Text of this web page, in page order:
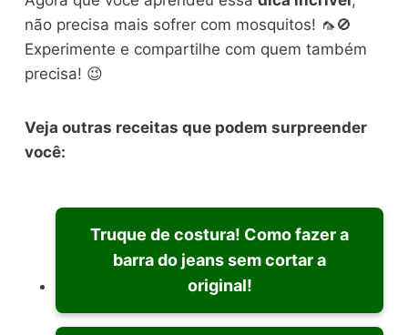
não precisa mais sofrer com mosquitos! 🦟🚫
Experimente e compartilhe com quem também
precisa! 😉
Veja outras receitas que podem surpreender
você:
Truque de costura! Como fazer a
barra do jeans sem cortar a
original!